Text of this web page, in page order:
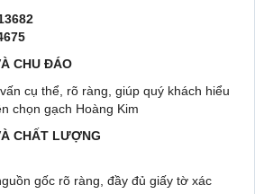
CHU ĐÁO
cụ thể, rõ ràng, giúp quý khách hiểu
chọn gạch Hoàng Kim
TÍN VÀ CHẤT LƯỢNG
gốc rõ ràng, đầy đủ giấy tờ xác